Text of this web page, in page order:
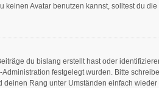
Avatar benutzen kannst, solltest du
du bislang erstellt hast oder
festgelegt wurden. Bitte
Rang unter Umständen einfach wieder